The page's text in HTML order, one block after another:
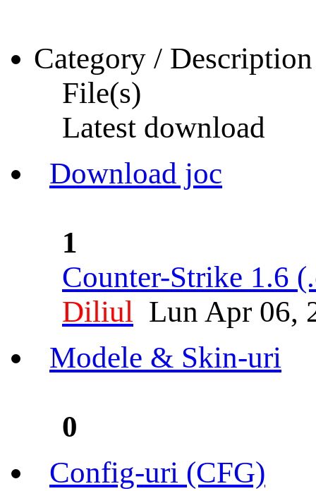
Category / Description
File(s)
Latest download
Download joc
1
Counter-Strike 1.6
Diliul Lun Apr 06,
Modele & Skin-uri
0
Config-uri (CFG)